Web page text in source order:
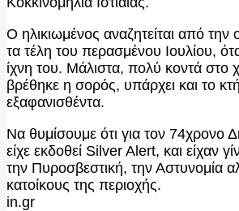
Ο ηλικιωμένος αναζητείται από την
τα τέλη του περασμένου Ιουλίου,
ίχνη του. Μάλιστα, πολύ κοντά στο
βρέθηκε η σορός, υπάρχει και το
εξαφανισθέντα.
Να θυμίσουμε ότι για τον 74χρονο
είχε εκδοθεί Silver Alert, και είχαν
την Πυροσβεστική, την Αστυνομία
κατοίκους της περιοχής.
in.gr